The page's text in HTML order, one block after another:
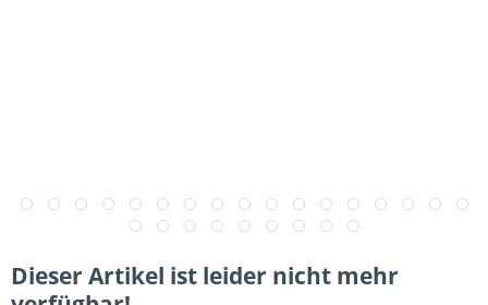
Dieser Artikel ist leider nicht mehr